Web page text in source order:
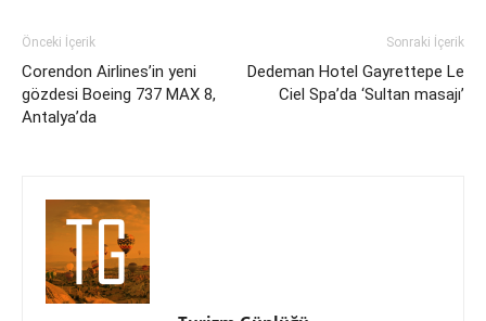
Önceki İçerik
Corendon Airlines’in yeni
gözdesi Boeing 737 MAX 8,
Antalya’da
Sonraki İçerik
Dedeman Hotel Gayrettepe Le
Ciel Spa’da ‘Sultan masajı’